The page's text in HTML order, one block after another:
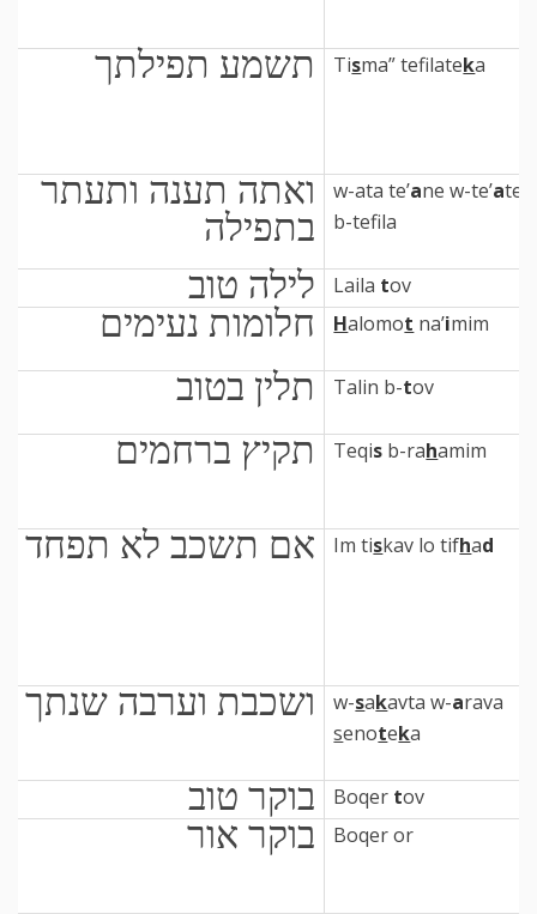
תשמע תפילתך Tisma” tefilateka
ואתה תענה ותעתר
בתפילה
w-ata te’ane w-te’ater
b-tefila
לילה טוב Laila tov
חלומות נעימים Halomot na’imim
תלין בטוב Talin b-tov
תקיץ ברחמים Teqis b-rahamim
אם תשכב לא תפחד Im tiskav lo tifhad
ושכבת וערבה שנתך w-sakavta w-arava
senoteka
בוקר טוב Boqer tov
בוקר אור Boqer or